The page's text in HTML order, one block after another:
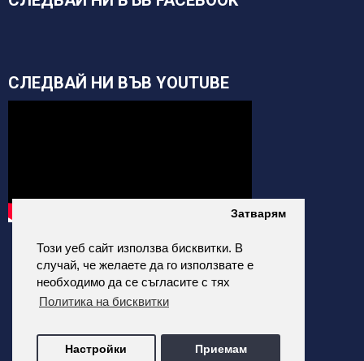
Този уеб сайт използва бисквитки. В
случай, че желаете да го използвате е
необходимо да се съгласите с тях
Политика на бисквитки
Затварям
Настройки Приемам
СЛЕДВАЙ НИ ВЪВ YOUTUBE
Всички цени на сайта са с Включено ДДС